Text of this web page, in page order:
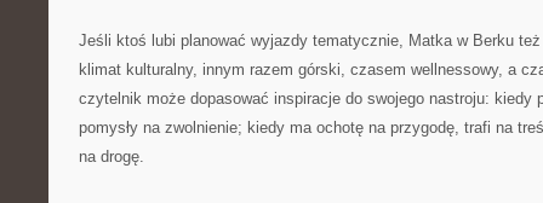
Jeśli ktoś lubi planować wyjazdy tematycznie, Matka w Berku
klimat kulturalny, innym razem górski, czasem wellnessowy, a
czytelnik może dopasować inspiracje do swojego nastroju: kiedy
pomysły na zwolnienie; kiedy ma ochotę na przygodę, trafi na
na drogę.